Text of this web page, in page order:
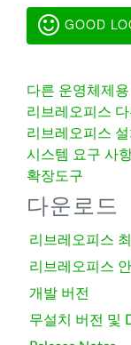
GOOD
다른 운영체제
리브레오피스
리브레오피스
시스템 요구 사
확장도구
다운로드
리브레오피스
리브레오피스
개발 버전
무설치 버전 및